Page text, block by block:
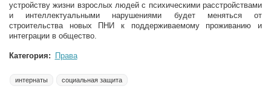
устройству жизни взрослых людей с психическими расстройствами
и интеллектуальными нарушениями будет меняться от
строительства новых ПНИ к поддерживаемому проживанию и
интеграции в общество.
Категория: Права
интернаты социальная защита